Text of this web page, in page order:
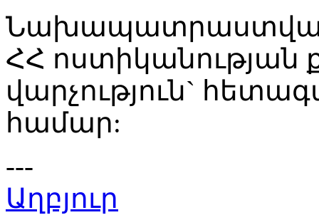
Նախապատրաստված
ՀՀ ոստիկանության
վարչություն`
համար:
---
Աղբյուր